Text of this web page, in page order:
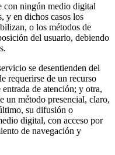
con ningún medio digital
y en dichos casos los
o los métodos de
del usuario, debiendo
se desentienden del
requerirse de un recurso
de atención; y otra,
un método presencial, claro,
su difusión o
digital, con acceso por
de navegación y